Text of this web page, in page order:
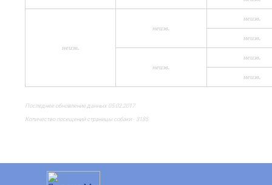
неизв.
неизв.
неизв.
неизв.
неизв.
неизв.
неизв.
Последнее обновление данных 05.02.2017
Количество посещений страницы собаки - 3185